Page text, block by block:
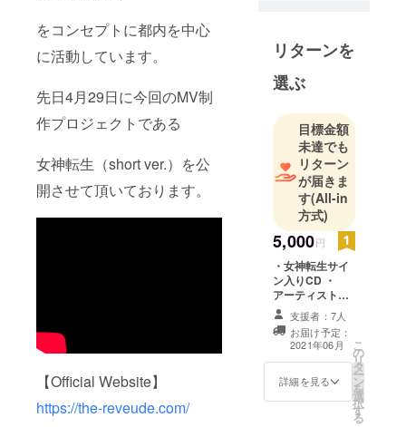
をコンセプトに都内を中心
に活動しています。
先日4月29日に今回のMV制
作プロジェクトである
女神転生（short ver.）を公
開させて頂いております。
【Official Website】
https://the-reveude.com/
リターンを
選ぶ
目標金額
未達でも
リターン
が届きま
す(All-in
方式)
5,000円
・女神転生サイ
ン入りCD ・
アーティスト写
真（集合1枚）
・MVフル先行視
聴配信（各リ
ターン共通）
支援者：7人
お届け予定：
2021年06月
詳細を見る
こ
の
リ
タ
ー
ン
を
選
択
す
る